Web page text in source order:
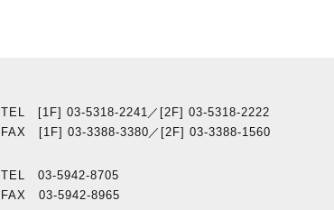
TEL [1F] 03-5318-2241／[2F] 03-5318-2222
FAX [1F] 03-3388-3380／[2F] 03-3388-1560
TEL 03-5942-8705
FAX 03-5942-8965